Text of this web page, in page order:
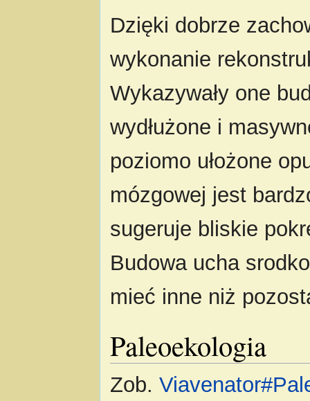
Dzięki dobrze
wykonanie
Wykazywały one
wydłużone i
poziomo ułożone
mózgowej jest
sugeruje bliskie
Budowa ucha
mieć inne niż
Paleoekologia
Zob.